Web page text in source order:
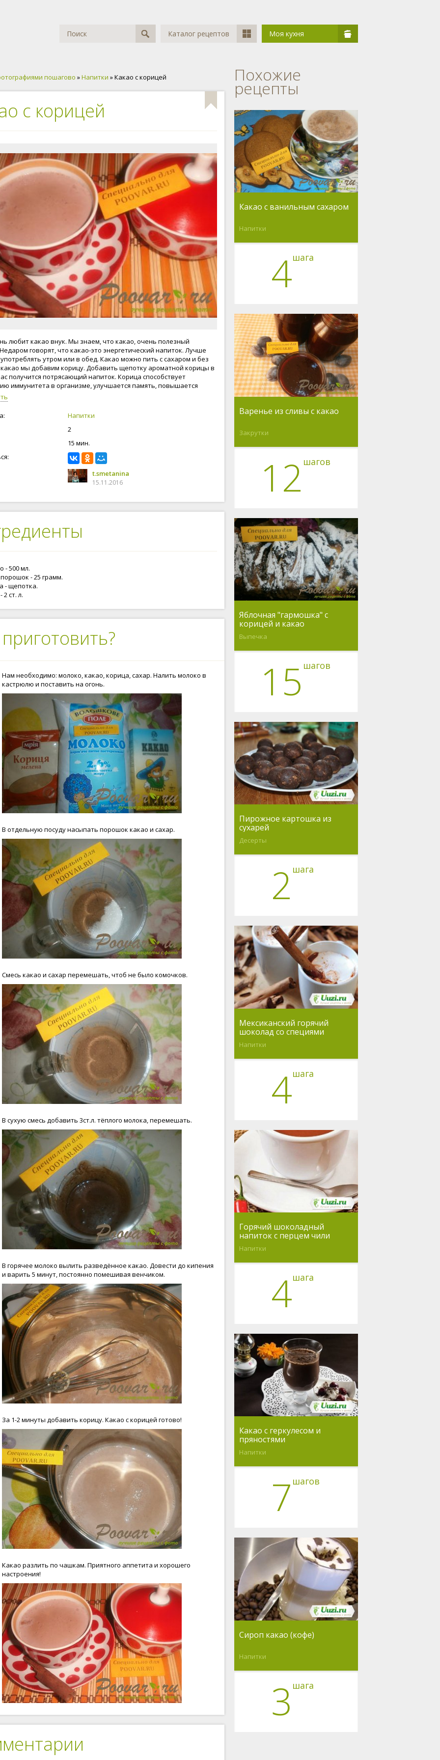
Каталог рецептов Моя кухня
пошагово »Напитки » Какао с корицей
с корицей
любит какао внук. Мы знаем, что какао, очень полезный
говорят, что какао-это энергетический напиток. Лучше
употреблять утром или в обед. Какао можно пить с сахаром и без
какао мы добавим корицу. Добавить щепотку ароматной корицы в
получится потрясающий напиток. Корица способствует
иммунитета в организме, улучшается память, повышается
Приступим!
Напитки
2
15 мин.
t.smetanina
15.11.2016
- 500 мл.
- 25 грамм.
- щепотка.
2 ст. л.
Нам необходимо: молоко, какао, корица, сахар. Налить молоко в
кастрюлю и поставить на огонь.
В отдельную посуду насыпать порошок какао и сахар.
Смесь какао и сахар перемешать, чтоб не было комочков.
В сухую смесь добавить 3ст.л. тёплого молока, перемешать.
В горячее молоко вылить разведённое какао. Довести до кипения
и варить 5 минут, постоянно помешивая венчиком.
За 1-2 минуты добавить корицу. Какао с корицей готово!
Какао разлить по чашкам. Приятного аппетита и хорошего
настроения!
Похожие
рецепты
Какао с ванильным сахаром
Напитки
4шага
Варенье из сливы с какао
Закрутки
12 шагов
Яблочная "гармошка" с
корицей и какао
Выпечка
15 шагов
Пирожное картошка из
сухарей
Десерты
2 шага
Мексиканский горячий
шоколад со специями
Напитки
4шага
Горячий шоколадный
напиток с перцем чили
Напитки
4шага
Какао с геркулесом и
пряностями
Напитки
7 шагов
Сироп какао (кофе)
Напитки
3 шага